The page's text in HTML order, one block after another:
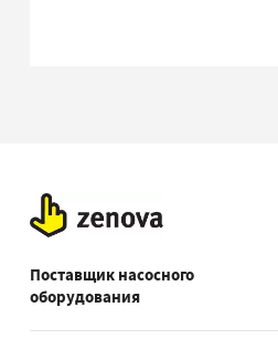
Поставщик насосного
оборудования